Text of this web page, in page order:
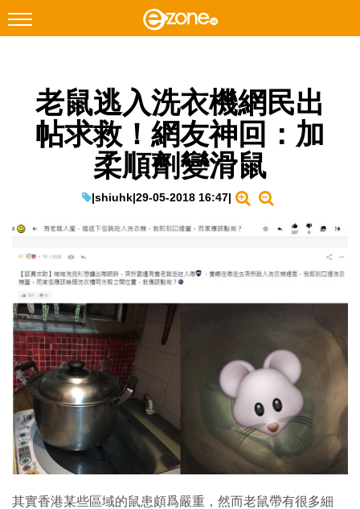
Facebook Instagram
科技焦點
教學評測
EduTech
IT Times
生成式AI與雲端應用
Enterprise Digital Transformation
特集
老鼠逃入洗衣機網民出
帖求救！網友神回：加
柔順劑變滑鼠
|shiuhk|29-05-2018 16:47|
其實香港某些區域的鼠患頗爲嚴重，然而老鼠帶有很多細